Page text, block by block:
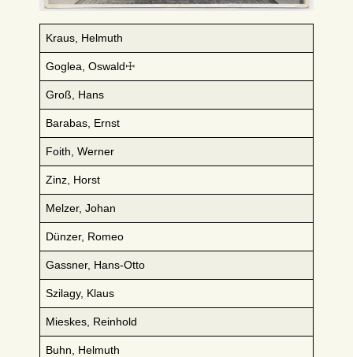
Kraus, Helmuth
Goglea, Oswald☩
Groß, Hans
Barabas, Ernst
Foith, Werner
Zinz, Horst
Melzer, Johan
Dünzer, Romeo
Gassner, Hans-Otto
Szilagy, Klaus
Mieskes, Reinhold
Buhn, Helmuth